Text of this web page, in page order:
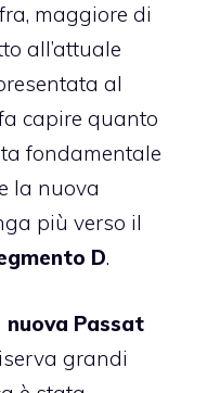
maggiore di
all’attuale
al
capire quanto
fondamentale
la nuova
più verso il
D.
nuova Passat
grandi